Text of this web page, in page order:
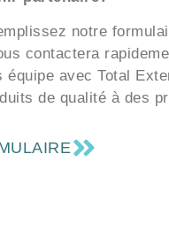
notre
contactera
équipe avec Total
de qualité à des